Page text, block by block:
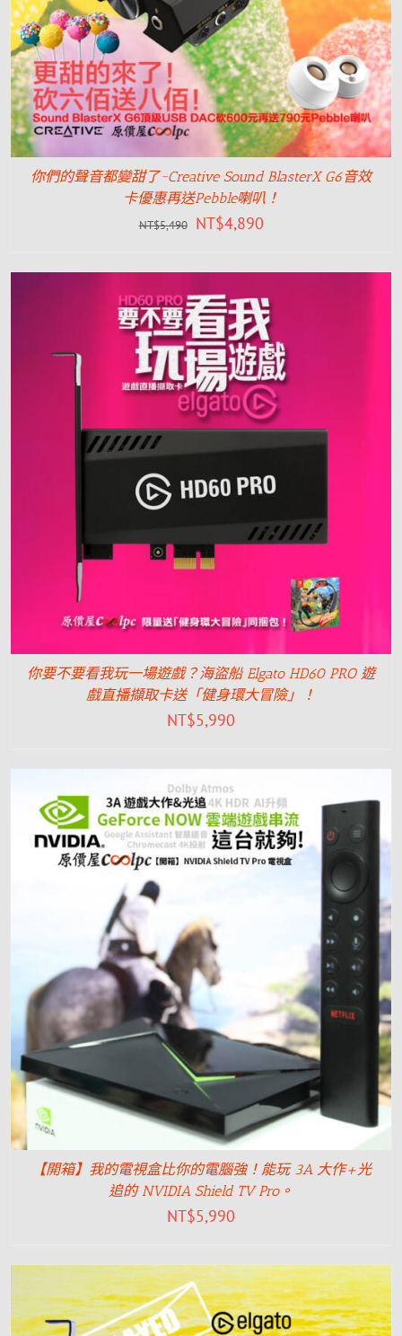
你們的聲音都變甜了~Creative Sound BlasterX G6音效
卡優惠再送Pebble喇叭！
NT$5,490 NT$4,890
你要不要看我玩一場遊戲？海盜船 Elgato HD60 PRO 遊
戲直播擷取卡送「健身環大冒險」！
NT$5,990
【開箱】我的電視盒比你的電腦強！能玩 3A 大作+光
追的 NVIDIA Shield TV Pro。
NT$5,990